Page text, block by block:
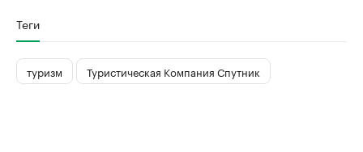
Теги
туризм Туристическая Компания Спутник